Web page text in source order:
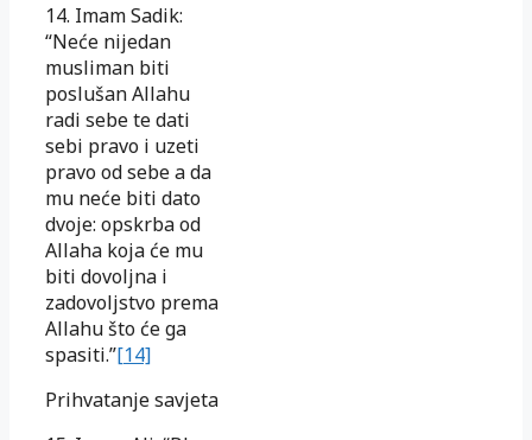
14. Imam Sadik:
“Neće nijedan
musliman biti
poslušan Allahu
radi sebe te dati
sebi pravo i uzeti
pravo od sebe a da
mu neće biti dato
dvoje: opskrba od
Allaha koja će mu
biti dovoljna i
zadovoljstvo prema
Allahu što će ga
spasiti.”[14]
Prihvatanje savjeta